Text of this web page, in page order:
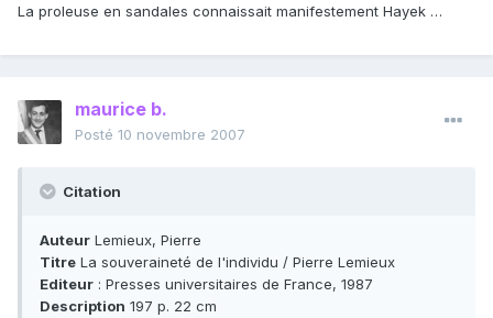
La proleuse en sandales connaissait manifestement Hayek …
maurice b.
Posté 10 novembre 2007
Citation
Auteur Lemieux, Pierre
Titre La souveraineté de l'individu / Pierre Lemieux
Editeur : Presses universitaires de France, 1987
Description 197 p. 22 cm